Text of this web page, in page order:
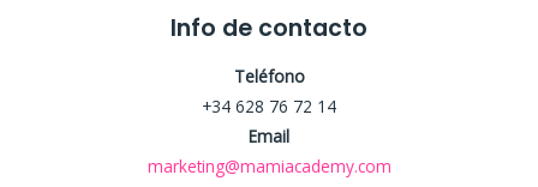
Info de contacto
Teléfono
+34 628 76 72 14
Email
marketing@mamiacademy.com